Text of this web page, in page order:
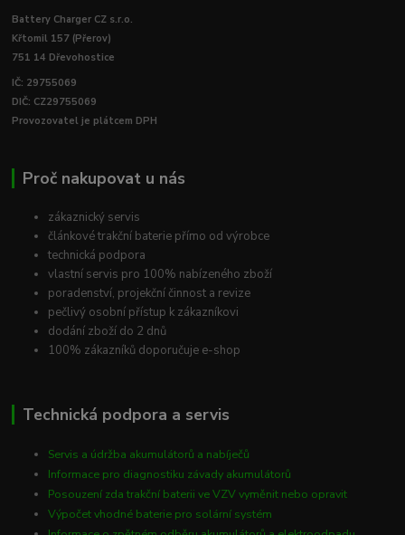
Battery Charger CZ s.r.o.
Křtomil 157 (Přerov)
751 14 Dřevohostice
IČ: 29755069
DIČ: CZ29755069
Provozovatel je plátcem DPH
Proč nakupovat u nás
zákaznický servis
článkové trakční baterie přímo od výrobce
technická podpora
vlastní servis pro 100% nabízeného zboží
poradenství, projekční činnost a revize
pečlivý osobní přístup k zákazníkovi
dodání zboží do 2 dnů
100% zákazníků doporučuje e-shop
Technická podpora a servis
Servis a údržba akumulátorů a nabíječů
Informace pro diagnostiku závady akumulátorů
Posouzení zda trakční baterii ve VZV vyměnit nebo opravit
Výpočet vhodné baterie pro solární systém